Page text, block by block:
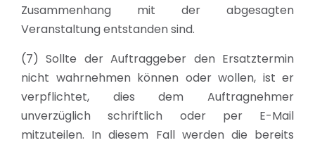
Zusammenhang mit der abgesagten
Veranstaltung entstanden sind.
(7) Sollte der Auftraggeber den Ersatztermin
nicht wahrnehmen können oder wollen, ist er
verpflichtet, dies dem Auftragnehmer
unverzüglich schriftlich oder per E-Mail
mitzuteilen. In diesem Fall werden die bereits